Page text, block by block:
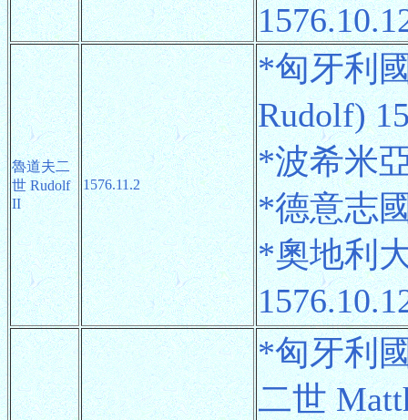
魯道夫二
世 Rudolf
II
1576.11.2
*匈牙利
Rudolf)
*波希米
*德意志
*奧地利
*匈牙利
二世